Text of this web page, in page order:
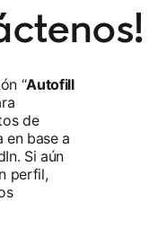
“Autofill
de
en base a
Si aún
perfil,